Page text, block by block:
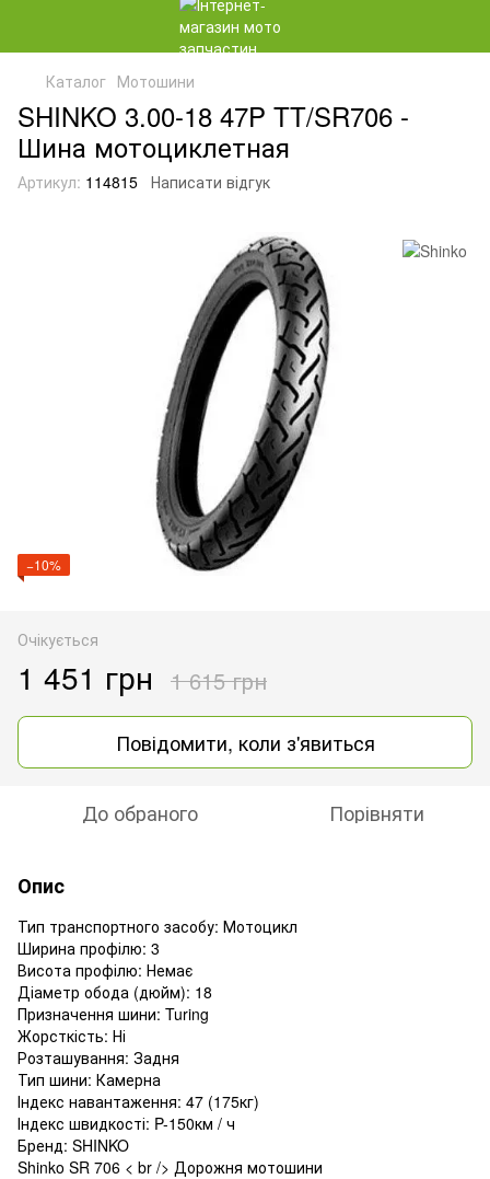
Каталог Мотошини
SHINKO 3.00-18 47P TT/SR706 -
Шина мотоциклетная
Артикул: 114815 Написати відгук
−10%
Очікується
1 451 грн 1 615 грн
Повідомити, коли з'явиться
До обраного Порівняти
Опис
Тип транспортного засобу: Мотоцикл
Ширина профілю: 3
Висота профілю: Немає
Діаметр обода (дюйм): 18
Призначення шини: Turing
Жорсткість: Ні
Розташування: Задня
Тип шини: Камерна
Індекс навантаження: 47 (175кг)
Індекс швидкості: P-150км / ч
Бренд: SHINKO
Shinko SR 706 < br /> Дорожня мотошини